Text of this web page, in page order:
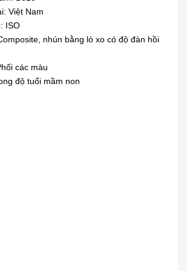
Việt Nam
ISO
nhún bằng lò xo có độ đàn hồi
các màu
độ tuổi mầm non